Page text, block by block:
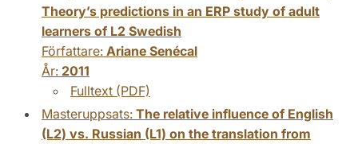
Theory’s predictions in an ERP study of adult
learners of L2 Swedish
Författare: Ariane Senécal
År: 2011
Fulltext (PDF)
Masteruppsats: The relative influence of English
(L2) vs. Russian (L1) on the translation from